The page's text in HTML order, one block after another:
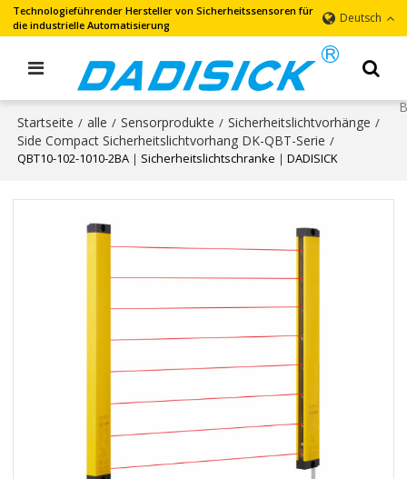
Technologieführender Hersteller von Sicherheitssensoren für
die industrielle Automatisierung
Deutsch
Startseite / alle / Sensorprodukte / Sicherheitslichtvorhänge /
Side Compact Sicherheitslichtvorhang DK-QBT-Serie /
QBT10-102-1010-2BA｜Sicherheitslichtschranke｜DADISICK